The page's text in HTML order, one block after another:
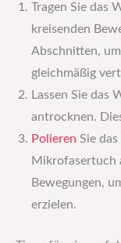
Tragen Sie
kreisenden
Abschnitten,
gleichmäßig
Lassen Sie das
antrocknen.
Polieren Sie
Mikrofasertuch
Bewegungen,
erzielen.